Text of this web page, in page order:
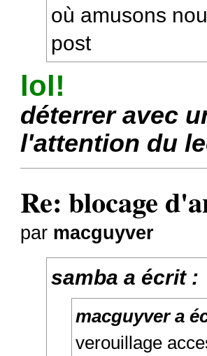
où amusons
post
lol!
déterrer avec
l'attention du
Re: blocage
par macguyver
samba a écrit :
macguyver a
verouillage